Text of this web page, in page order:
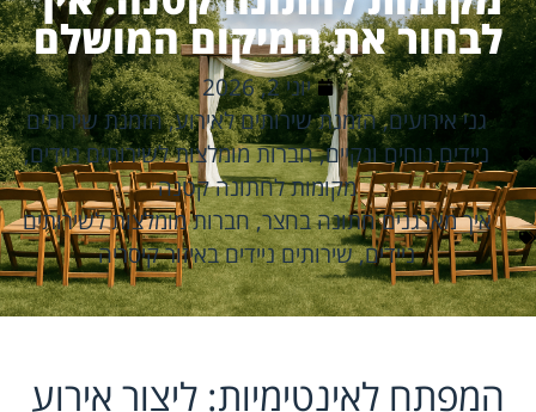
לבחור את המיקום המושלם
יוני 2, 2026
גני אירועים,הזמנת שירותים לאירוע,הזמנת שירותים
ניידים נוחים ונקיים,חברות מומלצות לשירותים ניידים,
מקומות לחתונה קטנה
איך מארגנים חתונה בחצר,חברות מומלצות לשירותים
ניידים,שירותים ניידים באיזור קיסריה
המפתח לאינטימיות: ליצור אירוע